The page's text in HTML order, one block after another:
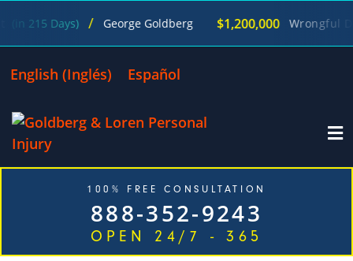
/ George Goldberg $1,200,000 Wrongful Death (in
English (Inglés) Español
100% FREE CONSULTATION
888-352-9243
OPEN 24/7 - 365